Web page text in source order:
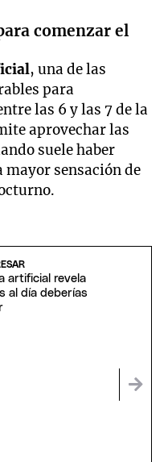
comenzar el
, una de las
para
las 6 y las 7 de la
aprovechar las
suele haber
sensación de
artificial revela
al día deberías